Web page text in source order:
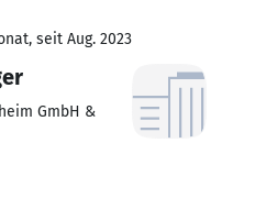
seit Aug. 2023
GmbH &